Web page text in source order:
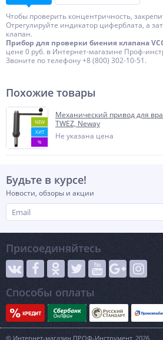
Чтобы проверить концентричность,
Отрегулируйте индикатор циферблата, а
клапан.
Прибор для проверки биения клапана
цене 0 руб. в Интернет-магазине Проф-
Звоните по телефону +8 (800) 302-10-51.
Похожие товары
NEW
ХИТ
%
Механический привод для
TWEZ, Neway
Не указана цена
Будьте в курсе!
Новости, обзоры и акции
Присоединяйтесь
Способы оплаты
© Интернет-магазин ПРОФ-Инструмент, 2026